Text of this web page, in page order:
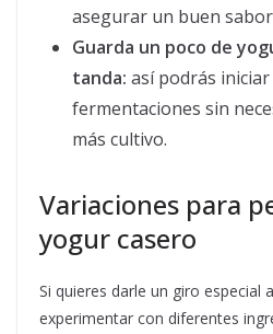
asegurar un buen
Guarda un poco de
tanda: así podrás
fermentaciones sin
más cultivo.
Variaciones para
yogur casero
Si quieres darle un giro especial
experimentar con diferentes